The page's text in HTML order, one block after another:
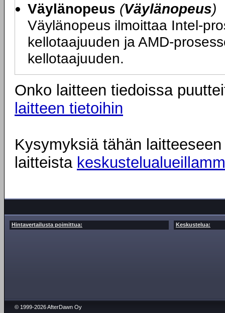
Väylänopeus (Väylänopeus)
Väylänopeus ilmoittaa Intel-
kellotaajuuden ja AMD-
kellotaajuuden.
Onko laitteen tiedoissa
laitteen tietoihin
Kysymyksiä tähän
laitteista
Hintavertailusta poimittua: Keskustelua:
© 1999-2026 AfterDawn Oy